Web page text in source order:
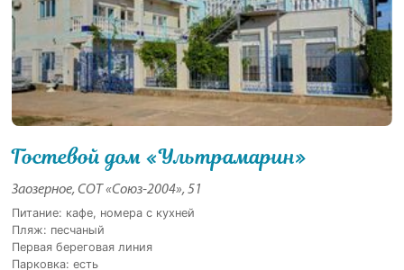
Гостевой дом «Ультрамарин»
Заозерное, СОТ «Союз-2004», 51
Питание: кафе, номера с кухней
Пляж: песчаный
Первая береговая линия
Парковка: есть